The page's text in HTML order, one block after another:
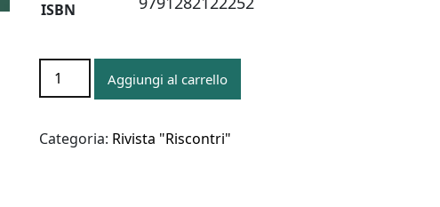
ISBN
racconto
origini.
Come
Aggiungi al carrello
Categoria: Rivista "Riscontri"